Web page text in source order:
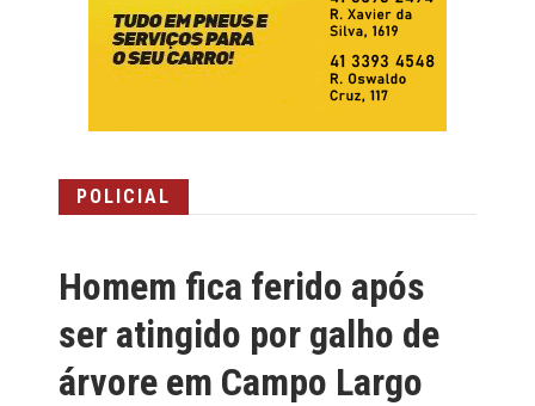
POLICIAL
Homem fica ferido após
ser atingido por galho de
árvore em Campo Largo